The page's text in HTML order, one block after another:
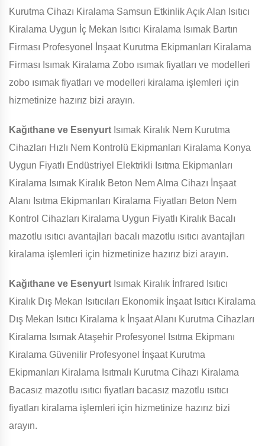
Kurutma Cihazı Kiralama Samsun Etkinlik Açık Alan Isıtıcı
Kiralama Uygun İç Mekan Isıtıcı Kiralama Isımak Bartın
Firması Profesyonel İnşaat Kurutma Ekipmanları Kiralama
Firması Isımak Kiralama Zobo ısımak fiyatları ve modelleri
zobo ısımak fiyatları ve modelleri kiralama işlemleri için
hizmetinize hazırız bizi arayın.
Kağıthane ve Esenyurt Isımak Kiralık Nem Kurutma
Cihazları Hızlı Nem Kontrolü Ekipmanları Kiralama Konya
Uygun Fiyatlı Endüstriyel Elektrikli Isıtma Ekipmanları
Kiralama Isımak Kiralık Beton Nem Alma Cihazı İnşaat
Alanı Isıtma Ekipmanları Kiralama Fiyatları Beton Nem
Kontrol Cihazları Kiralama Uygun Fiyatlı Kiralık Bacalı
mazotlu ısıtıcı avantajları bacalı mazotlu ısıtıcı avantajları
kiralama işlemleri için hizmetinize hazırız bizi arayın.
Kağıthane ve Esenyurt Isımak Kiralık İnfrared Isıtıcı
Kiralık Dış Mekan Isıtıcıları Ekonomik İnşaat Isıtıcı Kiralama
Dış Mekan Isıtıcı Kiralama k İnşaat Alanı Kurutma Cihazları
Kiralama Isımak Ataşehir Profesyonel Isıtma Ekipmanı
Kiralama Güvenilir Profesyonel İnşaat Kurutma
Ekipmanları Kiralama Isıtmalı Kurutma Cihazı Kiralama
Bacasız mazotlu ısıtıcı fiyatları bacasız mazotlu ısıtıcı
fiyatları kiralama işlemleri için hizmetinize hazırız bizi
arayın.